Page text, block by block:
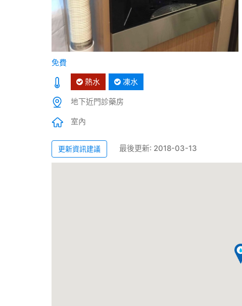
免費
熱水
凍水
地下近門診藥房
室內
更新資訊建議 最後更新: 2018-03-13